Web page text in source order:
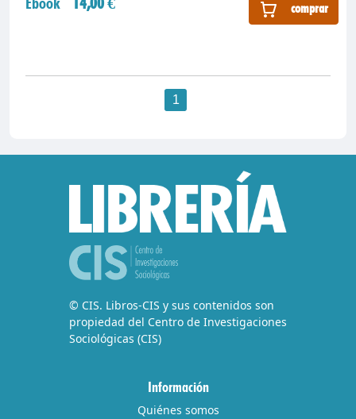
comprar
1
© CIS. Libros-CIS y sus contenidos son
propiedad del Centro de Investigaciones
Sociológicas (CIS)
Información
Quiénes somos